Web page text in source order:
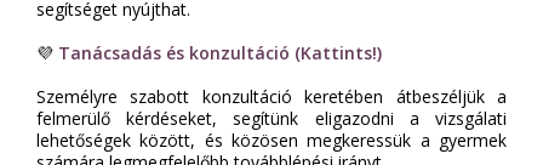
segítséget nyújthat.
💜 Tanácsadás és konzultáció (Kattints!)
Személyre szabott konzultáció keretében átbeszéljük a
felmerülő kérdéseket, segítünk eligazodni a vizsgálati
lehetőségek között, és közösen megkeressük a gyermek